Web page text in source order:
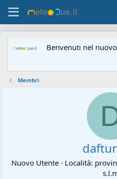
Benvenuti nel
Membri
Nuovo Utente · Località: